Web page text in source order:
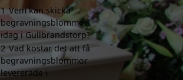
1 Vem kan skicka
begravningsblommor
idag i Gullbrandstorp?
2 Vad kostar det att få
begravningsblommor
levererade i